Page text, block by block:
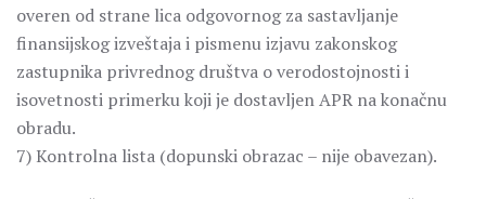
overen od strane lica odgovornog za sastavljanje
finansijskog izveštaja i pismenu izjavu zakonskog
zastupnika privrednog društva o verodostojnosti i
isovetnosti primerku koji je dostavljen APR na konačnu
obradu.
7) Kontrolna lista (dopunski obrazac – nije obavezan).